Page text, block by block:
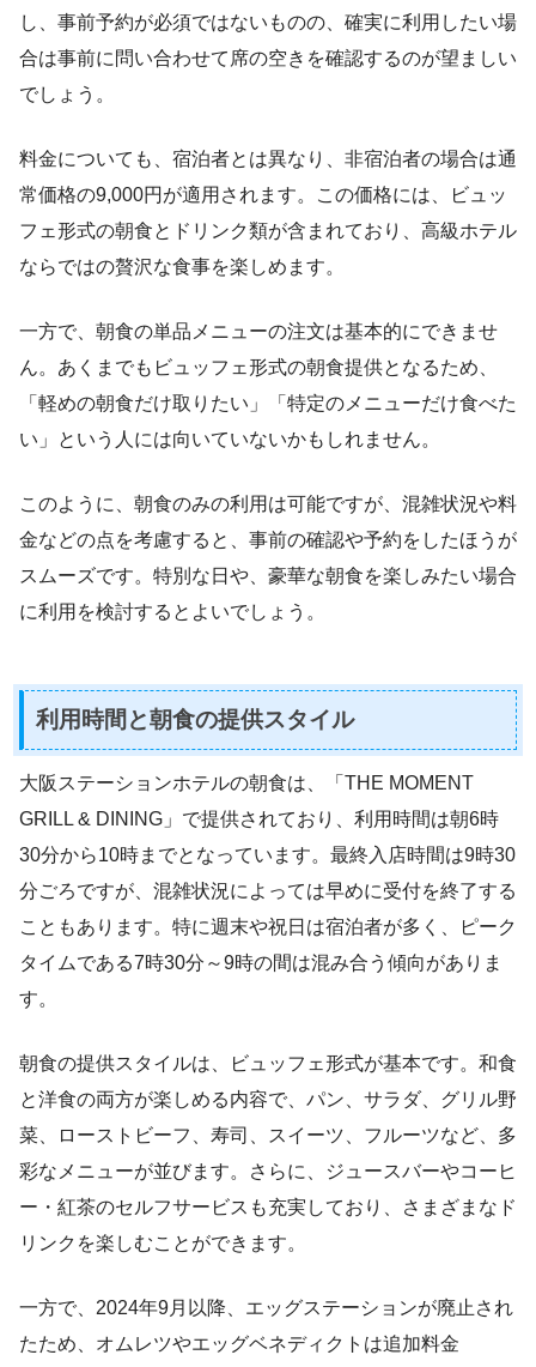
し、事前予約が必須ではないものの、確実に利用したい場
合は事前に問い合わせて席の空きを確認するのが望ましい
でしょう。
料金についても、宿泊者とは異なり、非宿泊者の場合は通
常価格の9,000円が適用されます。この価格には、ビュッ
フェ形式の朝食とドリンク類が含まれており、高級ホテル
ならではの贅沢な食事を楽しめます。
一方で、朝食の単品メニューの注文は基本的にできませ
ん。あくまでもビュッフェ形式の朝食提供となるため、
「軽めの朝食だけ取りたい」「特定のメニューだけ食べた
い」という人には向いていないかもしれません。
このように、朝食のみの利用は可能ですが、混雑状況や料
金などの点を考慮すると、事前の確認や予約をしたほうが
スムーズです。特別な日や、豪華な朝食を楽しみたい場合
に利用を検討するとよいでしょう。
利用時間と朝食の提供スタイル
大阪ステーションホテルの朝食は、「THE MOMENT
GRILL & DINING」で提供されており、利用時間は朝6時
30分から10時までとなっています。最終入店時間は9時30
分ごろですが、混雑状況によっては早めに受付を終了する
こともあります。特に週末や祝日は宿泊者が多く、ピーク
タイムである7時30分～9時の間は混み合う傾向がありま
す。
朝食の提供スタイルは、ビュッフェ形式が基本です。和食
と洋食の両方が楽しめる内容で、パン、サラダ、グリル野
菜、ローストビーフ、寿司、スイーツ、フルーツなど、多
彩なメニューが並びます。さらに、ジュースバーやコーヒ
ー・紅茶のセルフサービスも充実しており、さまざまなド
リンクを楽しむことができます。
一方で、2024年9月以降、エッグステーションが廃止され
たため、オムレツやエッグベネディクトは追加料金